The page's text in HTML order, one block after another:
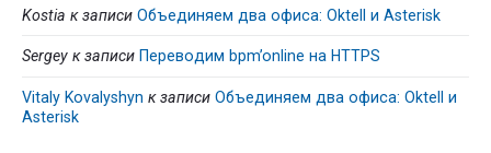
Kostia к записи Объединяем два офиса: Oktell и Asterisk
Sergey к записи Переводим bpm’online на HTTPS
Vitaly Kovalyshyn к записи Объединяем два офиса: Oktell и
Asterisk